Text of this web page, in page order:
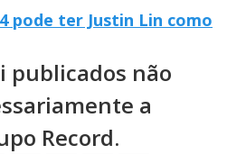
pode ter Justin Lin como
publicados não
a
Record.